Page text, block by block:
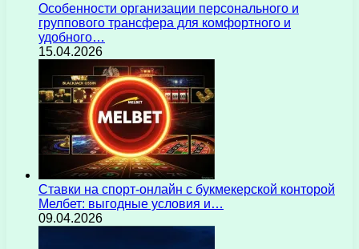
Особенности организации персонального и
группового трансфера для комфортного и
удобного…
15.04.2026
Ставки на спорт-онлайн с букмекерской конторой
Мелбет: выгодные условия и…
09.04.2026